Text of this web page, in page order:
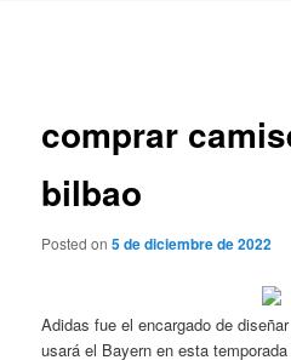
comprar
bilbao
Posted on5 de diciembre de 2022
Adidas fue el encargado de
usará el Bayern en esta